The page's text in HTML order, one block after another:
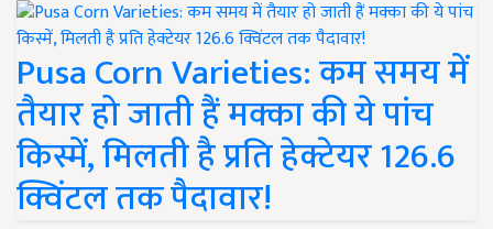
Pusa Corn Varieties: कम समय में
तैयार हो जाती हैं मक्का की ये पांच
किस्में, मिलती है प्रति हेक्टेयर 126.6
क्विंटल तक पैदावार!